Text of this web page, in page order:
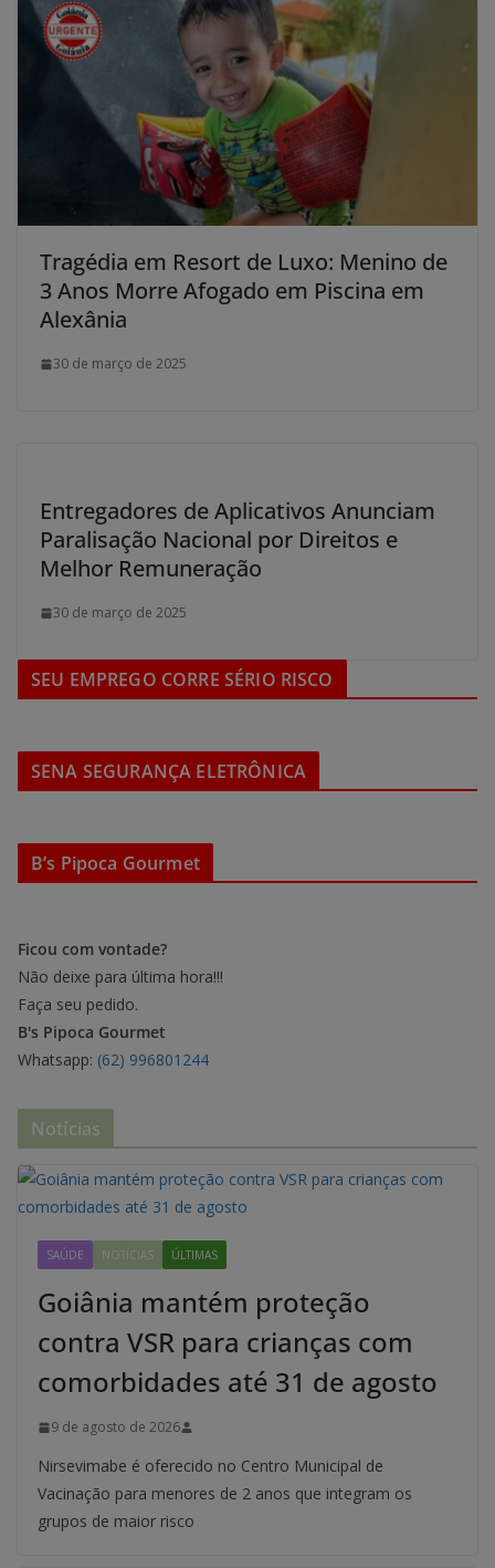
Tragédia em Resort de Luxo: Menino de
3 Anos Morre Afogado em Piscina em
Alexânia
30 de março de 2025
Entregadores de Aplicativos Anunciam
Paralisação Nacional por Direitos e
Melhor Remuneração
30 de março de 2025
SEU EMPREGO CORRE SÉRIO RISCO
SENA SEGURANÇA ELETRÔNICA
B’s Pipoca Gourmet
Ficou com vontade?
Não deixe para última hora!!!
Faça seu pedido.
B's Pipoca Gourmet
Whatsapp: (62) 996801244
Notícias
SAÚDE NOTÍCIAS ÚLTIMAS
Goiânia mantém proteção
contra VSR para crianças com
comorbidades até 31 de agosto
9 de agosto de 2026
Nirsevimabe é oferecido no Centro Municipal de
Vacinação para menores de 2 anos que integram os
grupos de maior risco